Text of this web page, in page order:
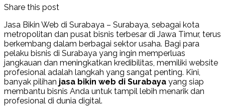
Share this post
Jasa Bikin Web di Surabaya – Surabaya, sebagai kota
metropolitan dan pusat bisnis terbesar di Jawa Timur, terus
berkembang dalam berbagai sektor usaha. Bagi para
pelaku bisnis di Surabaya yang ingin memperluas
jangkauan dan meningkatkan kredibilitas, memiliki website
profesional adalah langkah yang sangat penting. Kini,
banyak pilihan jasa bikin web di Surabaya yang siap
membantu bisnis Anda untuk tampil lebih menarik dan
profesional di dunia digital.